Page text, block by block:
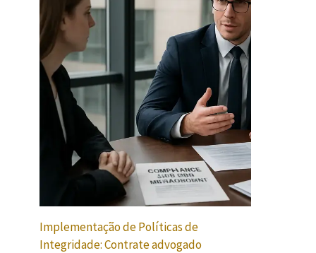
Implementação de Políticas de
Integridade: Contrate advogado